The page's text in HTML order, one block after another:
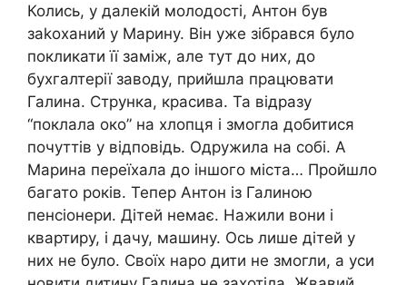
Колись, у далекій молодості, Антон був
заkоханий у Марину. Він уже зібрався було
покликати її заміж, але тут до них, до
бухгалтерії заводу, прийшла працювати
Галина. Струнка, красива. Та відразу
“поклала око” на хлопця і змогла добитися
почуттів у відповідь. Одружила на собі. А
Марина переїхала до іншого міста… Пройшло
багато років. Тепер Антон із Галиною
пенсіонери. Дітей немає. Нажили вони і
квартиру, і дачу, машину. Ось лише дітей у
них не було. Своїх наро дити не змогли, а уси